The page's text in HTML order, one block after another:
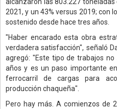
2021, y un 43% versus 2019; con
sostenido desde hace tres años.
"Haber encarado esta obra
verdadera satisfacción", señaló
agregó: "Este tipo de trabajos
años y es un paso importante
ferrocarril de cargas para
producción chaqueña".
Pero hay más. A comienzos de